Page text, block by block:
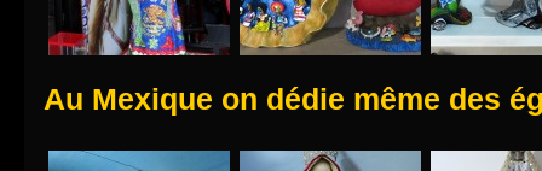
Au Mexique on dédie même des